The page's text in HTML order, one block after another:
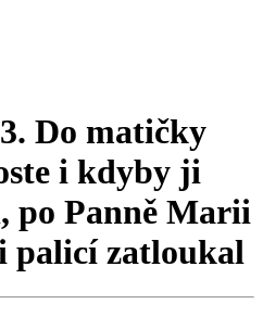
Do matičky
i kdyby ji
po Panně Marii
palicí zatloukal